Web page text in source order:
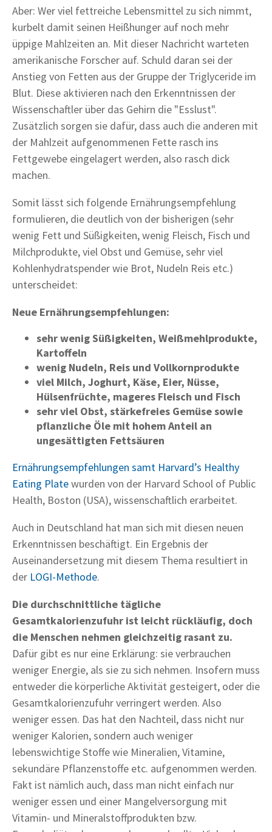
Aber: Wer viel fettreiche Lebensmittel zu sich nimmt,
kurbelt damit seinen Heißhunger auf noch mehr
üppige Mahlzeiten an. Mit dieser Nachricht warteten
amerikanische Forscher auf. Schuld daran sei der
Anstieg von Fetten aus der Gruppe der Triglyceride im
Blut. Diese aktivieren nach den Erkenntnissen der
Wissenschaftler über das Gehirn die "Esslust".
Zusätzlich sorgen sie dafür, dass auch die anderen mit
der Mahlzeit aufgenommenen Fette rasch ins
Fettgewebe eingelagert werden, also rasch dick
machen.
Somit lässt sich folgende Ernährungsempfehlung
formulieren, die deutlich von der bisherigen (sehr
wenig Fett und Süßigkeiten, wenig Fleisch, Fisch und
Milchprodukte, viel Obst und Gemüse, sehr viel
Kohlenhydratspender wie Brot, Nudeln Reis etc.)
unterscheidet:
Neue Ernährungsempfehlungen:
sehr wenig Süßigkeiten, Weißmehlprodukte,
Kartoffeln
wenig Nudeln, Reis und Vollkornprodukte
viel Milch, Joghurt, Käse, Eier, Nüsse,
Hülsenfrüchte, mageres Fleisch und Fisch
sehr viel Obst, stärkefreies Gemüse sowie
pflanzliche Öle mit hohem Anteil an
ungesättigten Fettsäuren
Ernährungsempfehlungen samt Harvard’s Healthy
Eating Platewurden von der Harvard School of Public
Health, Boston (USA), wissenschaftlich erarbeitet.
Auch in Deutschland hat man sich mit diesen neuen
Erkenntnissen beschäftigt. Ein Ergebnis der
Auseinandersetzung mit diesem Thema resultiert in
der LOGI-Methode.
Die durchschnittliche tägliche
Gesamtkalorienzufuhr ist leicht rückläufig, doch
die Menschen nehmen gleichzeitig rasant zu.
Dafür gibt es nur eine Erklärung: sie verbrauchen
weniger Energie, als sie zu sich nehmen. Insofern muss
entweder die körperliche Aktivität gesteigert, oder die
Gesamtkalorienzufuhr verringert werden. Also
weniger essen. Das hat den Nachteil, dass nicht nur
weniger Kalorien, sondern auch weniger
lebenswichtige Stoffe wie Mineralien, Vitamine,
sekundäre Pflanzenstoffe etc. aufgenommen werden.
Fakt ist nämlich auch, dass man nicht einfach nur
weniger essen und einer Mangelversorgung mit
Vitamin- und Mineralstoffprodukten bzw.